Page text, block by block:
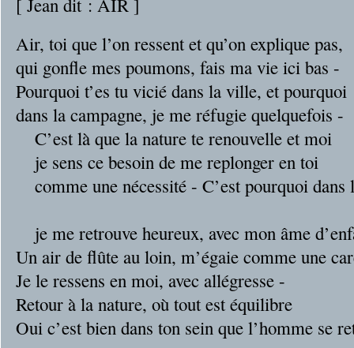
Air, toi que l’on ressent et qu’on explique pas,
qui gonfle mes poumons, fais ma vie ici bas -
Pourquoi t’es tu vicié dans la ville, et pourquoi
dans la campagne, je me réfugie quelquefois -
C’est là que la nature te renouvelle et moi
je sens ce besoin de me replonger en toi
comme une nécessité - C’est pourquoi dans
je me retrouve heureux, avec mon âme
Un air de flûte au loin, m’égaie comme une
Je le ressens en moi, avec allégresse -
Retour à la nature, où tout est équilibre
Oui c’est bien dans ton sein que l’homme se